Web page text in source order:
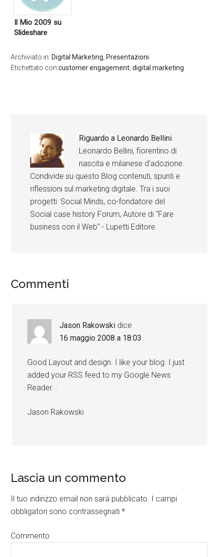
Il Mio 2009 su
Slideshare
Archiviato in: Digital Marketing, Presentazioni
Etichettato con:customer engagement,digital marketing
Riguardo a Leonardo Bellini
Leonardo Bellini, fiorentino di
nascita e milanese d'adozione.
Condivide su questo Blog contenuti, spunti e
riflessioni sul marketing digitale. Tra i suoi
progetti: Social Minds, co-fondatore del
Social case history Forum, Autore di "Fare
business con il Web" - Lupetti Editore.
Commenti
Jason Rakowski dice
16 maggio 2008 a 18:03
Good Layout and design. I like your blog. I just
added your RSS feed to my Google News
Reader. .
Jason Rakowski
Lascia un commento
Il tuo indirizzo email non sarà pubblicato. I campi
obbligatori sono contrassegnati*
Commento